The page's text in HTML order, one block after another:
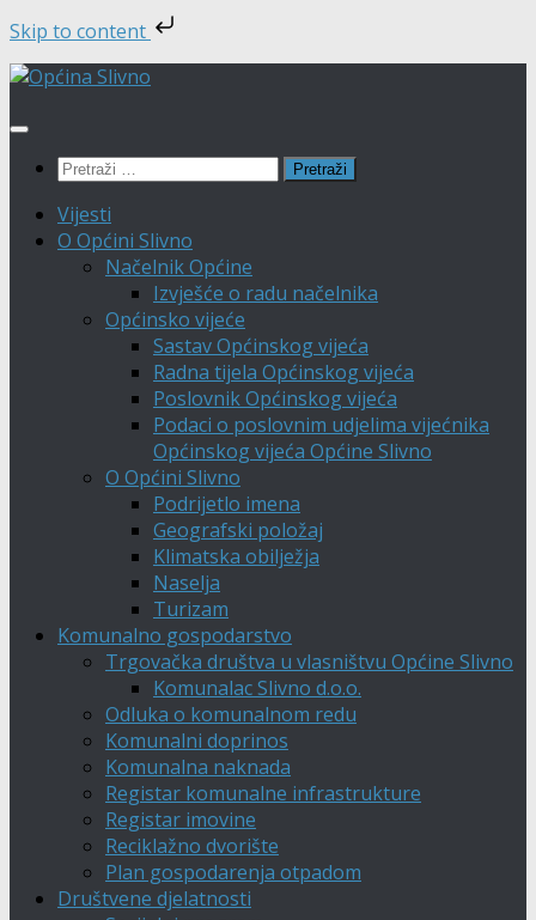
Skip to content
Skip
content
Pretraži:
Vijesti
O Općini Slivno
Načelnik Općine
Izvješće o radu načelnika
Općinsko vijeće
Sastav Općinskog vijeća
Radna tijela Općinskog vijeća
Poslovnik Općinskog vijeća
Podaci o poslovnim udjelima vijećnika
Općinskog vijeća Općine Slivno
O Općini Slivno
Podrijetlo imena
Geografski položaj
Klimatska obilježja
Naselja
Turizam
Komunalno gospodarstvo
Trgovačka društva u vlasništvu Općine Slivno
Komunalac Slivno d.o.o.
Odluka o komunalnom redu
Komunalni doprinos
Komunalna naknada
Registar komunalne infrastrukture
Registar imovine
Reciklažno dvorište
Plan gospodarenja otpadom
Društvene djelatnosti